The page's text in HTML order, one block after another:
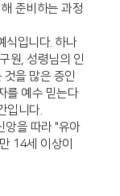
준비하는 과정
식입니다. 하나
원, 성령님의 인
을 많은 증인
를 예수 믿는다
입니다.
앙을 따라 "유아
14세 이상이